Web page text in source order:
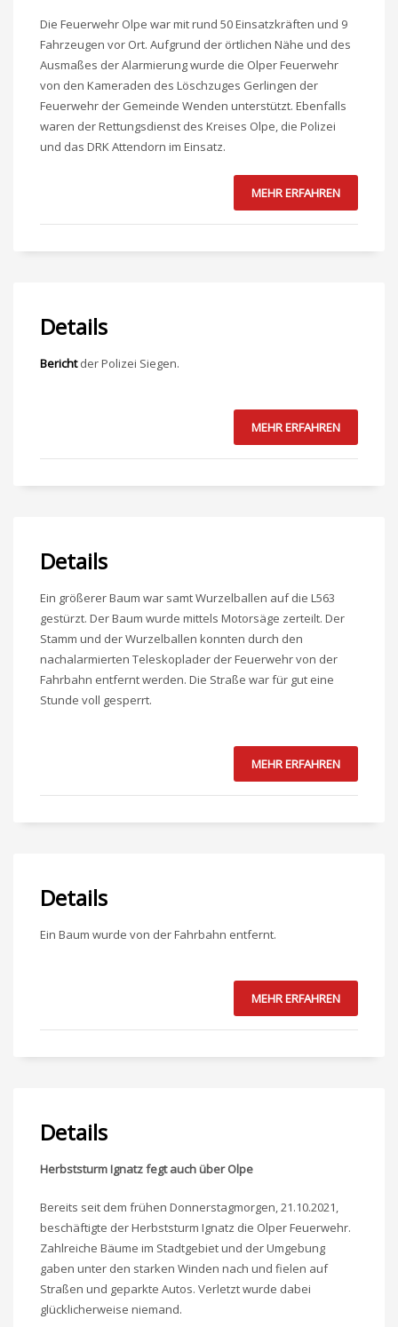
Die Feuerwehr Olpe war mit rund 50 Einsatzkräften und 9
Fahrzeugen vor Ort. Aufgrund der örtlichen Nähe und des
Ausmaßes der Alarmierung wurde die Olper Feuerwehr
von den Kameraden des Löschzuges Gerlingen der
Feuerwehr der Gemeinde Wenden unterstützt. Ebenfalls
waren der Rettungsdienst des Kreises Olpe, die Polizei
und das DRK Attendorn im Einsatz.
MEHR ERFAHREN
Details
Berichtder Polizei Siegen.
MEHR ERFAHREN
Details
Ein größerer Baum war samt Wurzelballen auf die L563
gestürzt. Der Baum wurde mittels Motorsäge zerteilt. Der
Stamm und der Wurzelballen konnten durch den
nachalarmierten Teleskoplader der Feuerwehr von der
Fahrbahn entfernt werden. Die Straße war für gut eine
Stunde voll gesperrt.
MEHR ERFAHREN
Details
Ein Baum wurde von der Fahrbahn entfernt.
MEHR ERFAHREN
Details
Herbststurm Ignatz fegt auch über Olpe
Bereits seit dem frühen Donnerstagmorgen, 21.10.2021,
beschäftigte der Herbststurm Ignatz die Olper Feuerwehr.
Zahlreiche Bäume im Stadtgebiet und der Umgebung
gaben unter den starken Winden nach und fielen auf
Straßen und geparkte Autos. Verletzt wurde dabei
glücklicherweise niemand.